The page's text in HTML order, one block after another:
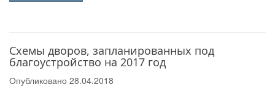
Схемы дворов, запланированных под
благоустройство на 2017 год
Опубликовано 28.04.2018